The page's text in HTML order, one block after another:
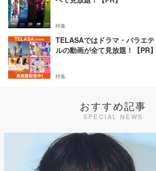
特集
TELASAではドラマ・バラエ
ルの動画が全て見放題！【PR】
特集
おすすめ記事
SPECIAL NEWS